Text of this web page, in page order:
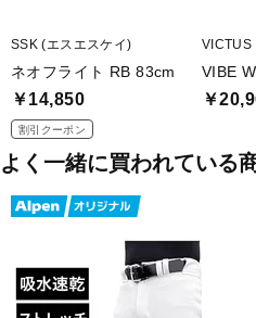
SSK (エスエスケイ)
ネオフライト RB 83cm
￥14,850
割引クーポン
VICTUS
VIBE
￥
よく一緒に買われている